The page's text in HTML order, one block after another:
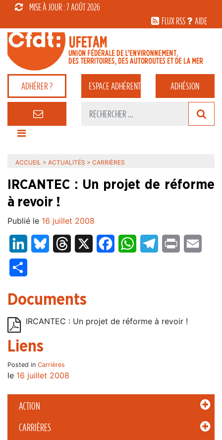
MISE À JOUR : 7 AOÛT 2026
FLUX RSS
AIDE
ADHÉRER ? ESPACEADHÉRENT ADHÉSION
ACTION
CARRIÈRES
ACCUEIL > ACTUALITÉS > CARRIÈRES
IRCANTEC : Un projet de réforme
à revoir !
Publié le 16 juillet 2008
LinkedInBluesky Threads FacebookWhatsAppTelegram
Print
Documents
IRCANTEC : Un projet de réforme à revoir !
Liens
Posted in Carrières
le 16 juillet 2008